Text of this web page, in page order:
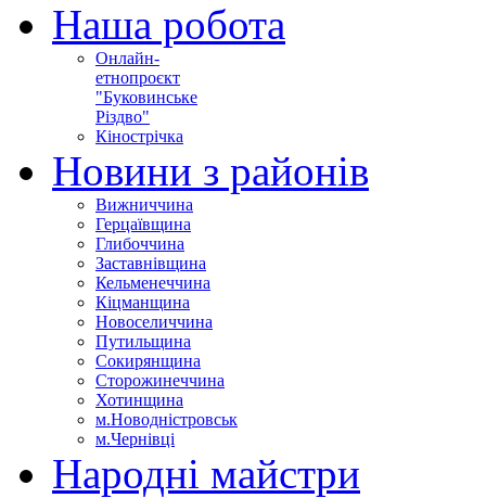
Наша робота
Онлайн-
етнопроєкт
"Буковинське
Різдво"
Кінострічка
Новини з районів
Вижниччина
Герцаївщина
Глибоччина
Заставнівщина
Кельменеччина
Кіцманщина
Новоселиччина
Путильщина
Сокирянщина
Сторожинеччина
Хотинщина
м.Новодністровськ
м.Чернівці
Народні майстри